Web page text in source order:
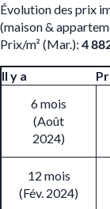
Évolution des prix
(maison &
Prix/m² (Mar.): 4
Il y a
6 mois
(Août
2024)
12 mois
(Fév. 2024)